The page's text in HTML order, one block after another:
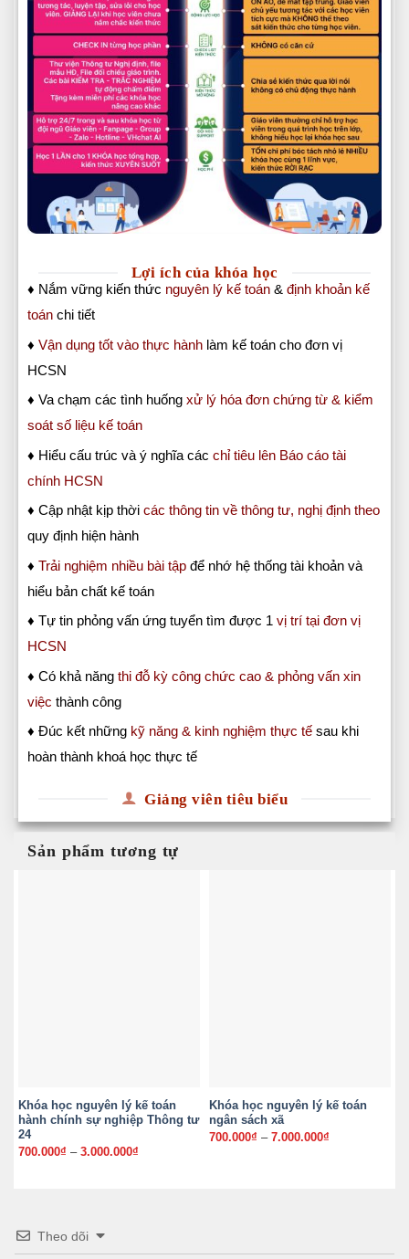
Lợi ích của khóa học
♦ Nắm vững kiến thức nguyên lý kế toán & định khoản kế
toán chi tiết
♦ Vận dụng tốt vào thực hành làm kế toán cho đơn vị
HCSN
♦ Va chạm các tình huống xử lý hóa đơn chứng từ & kiểm
soát số liệu kế toán
♦ Hiểu cấu trúc và ý nghĩa các chỉ tiêu lên Báo cáo tài
chính HCSN
♦ Cập nhật kịp thời các thông tin về thông tư, nghị định theo
quy định hiện hành
♦ Trải nghiệm nhiều bài tập để nhớ hệ thống tài khoản và
hiểu bản chất kế toán
♦ Tự tin phỏng vấn ứng tuyển tìm được 1 vị trí tại đơn vị
HCSN
♦ Có khả năng thi đỗ kỳ công chức cao & phỏng vấn xin
việc thành công
♦ Đúc kết những kỹ năng & kinh nghiệm thực tế sau khi
hoàn thành khoá học thực tế
Giảng viên tiêu biểu
Sản phẩm tương tự
Khóa học nguyên lý kế toán
hành chính sự nghiệp Thông tư
24
700.000₫ – 3.000.000₫
Khóa học nguyên lý kế toán
ngân sách xã
700.000₫ – 7.000.000₫
Theo dõi